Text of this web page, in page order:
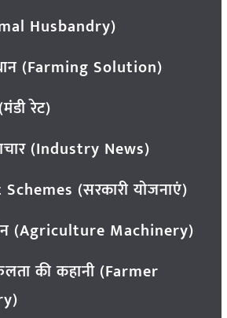
Husbandry)
(Farming Solution)
रेट)
(Industry News)
(सरकारी योजनाएं)
(Agriculture Machinery)
की कहानी (Farmer